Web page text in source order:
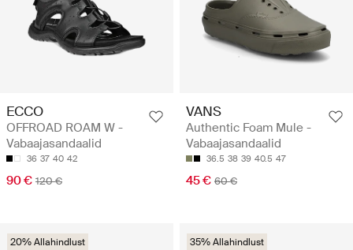
ECCO
OFFROAD ROAM W -
Vabaajasandaalid
36 37 40 42
90 € 120 €
VANS
Authentic Foam Mule -
Vabaajasandaalid
36.5 38 39 40.5 47
45 € 60 €
20% Allahindlust 35% Allahindlust